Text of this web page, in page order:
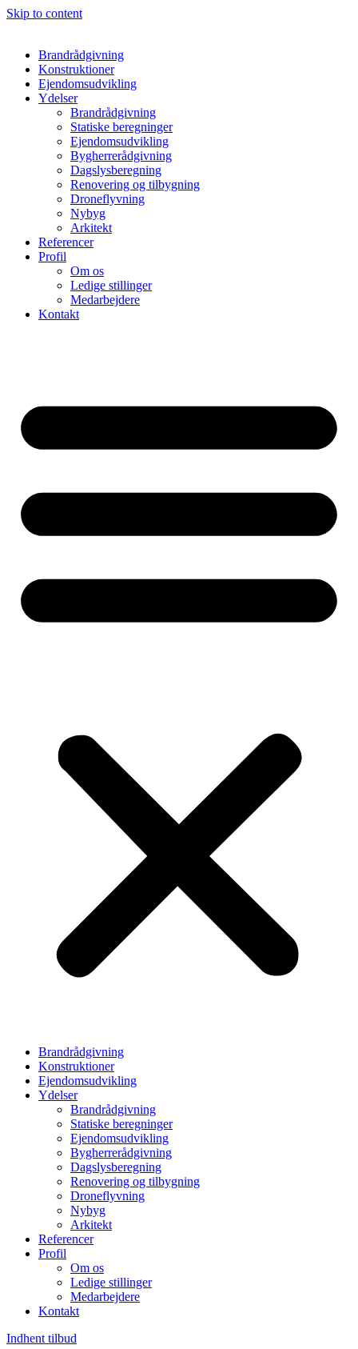
Skip to content
Brandrådgivning
Konstruktioner
Ejendomsudvikling
Ydelser
Brandrådgivning
Statiske beregninger
Ejendomsudvikling
Bygherrerådgivning
Dagslysberegning
Renovering og tilbygning
Droneflyvning
Nybyg
Arkitekt
Referencer
Profil
Om os
Ledige stillinger
Medarbejdere
Kontakt
Brandrådgivning
Konstruktioner
Ejendomsudvikling
Ydelser
Brandrådgivning
Statiske beregninger
Ejendomsudvikling
Bygherrerådgivning
Dagslysberegning
Renovering og tilbygning
Droneflyvning
Nybyg
Arkitekt
Referencer
Profil
Om os
Ledige stillinger
Medarbejdere
Kontakt
Indhent tilbud